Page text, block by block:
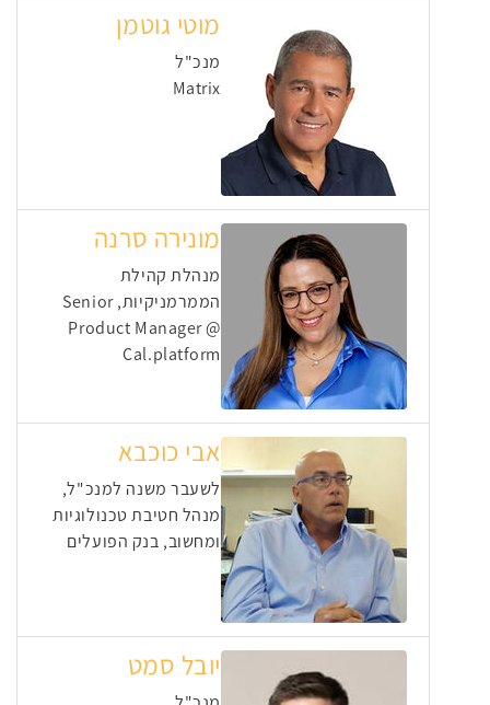
מוטי גוטמן
מנכ"ל
Matrix
מונירה סרנה
מנהלת קהילת
הממרמניקיות, Senior
Product Manager @
Cal.platform
אבי כוכבא
לשעבר משנה למנכ"ל,
מנהל חטיבת טכנולוגיות
ומחשוב, בנק הפועלים
יובל סמט